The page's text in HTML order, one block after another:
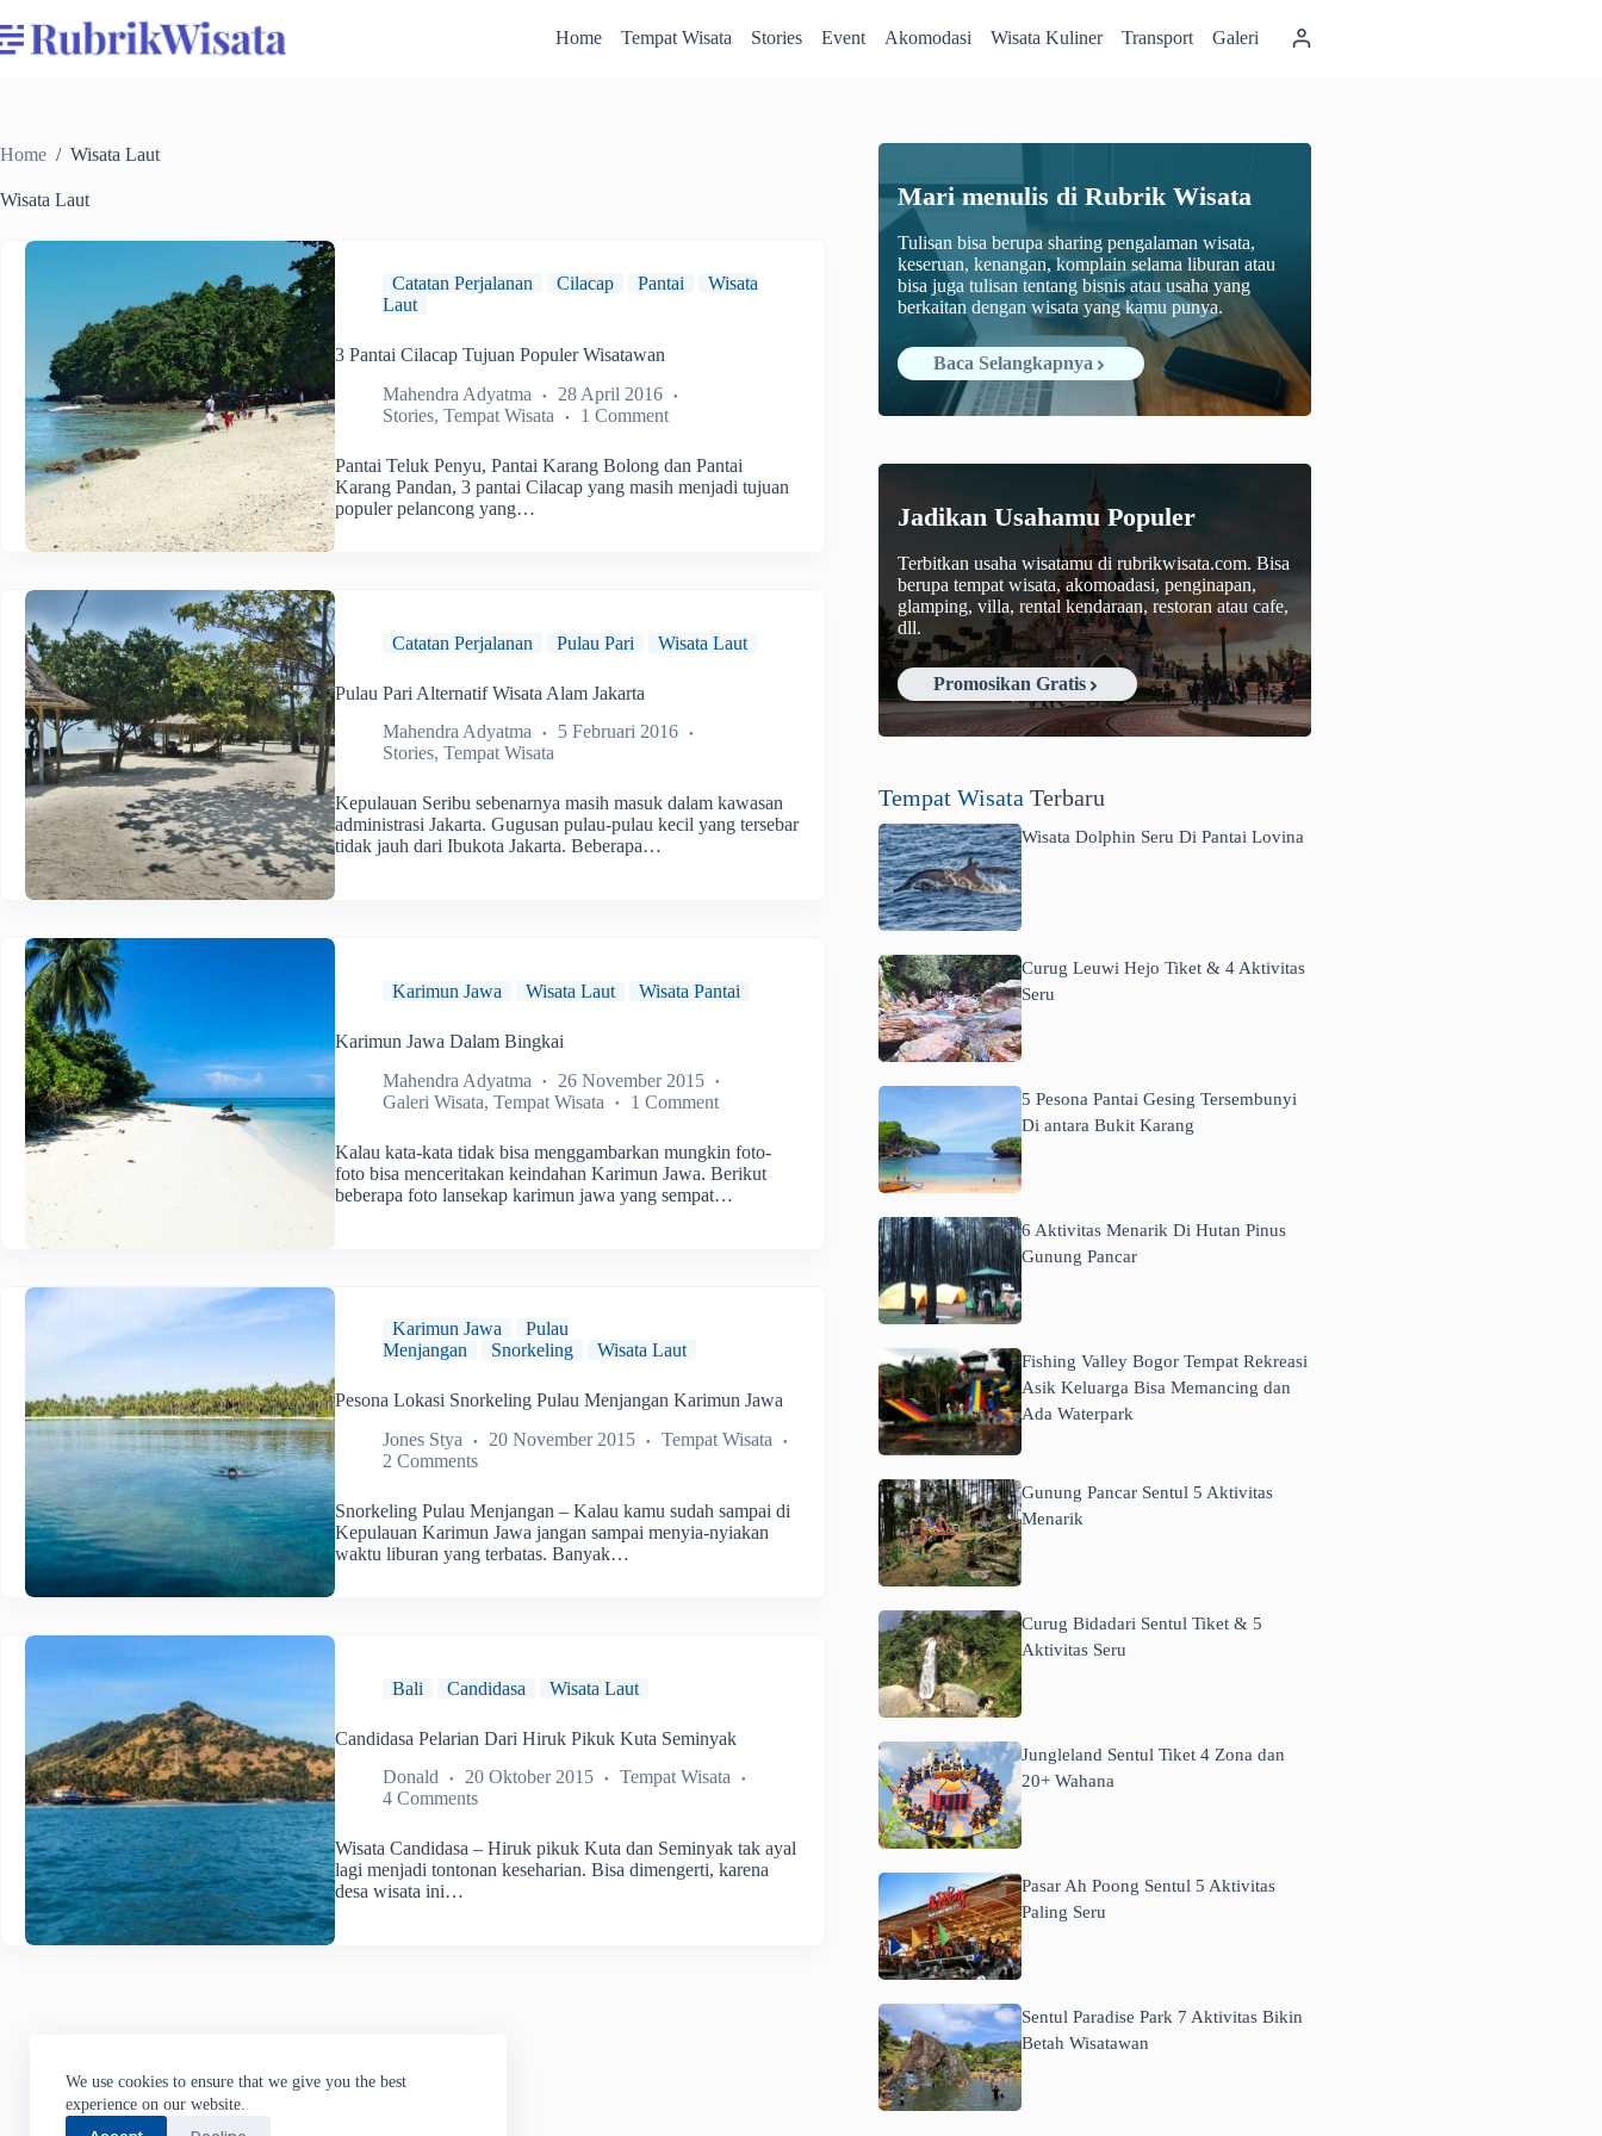
to
content
We use cookies to ensure that we give you the best
experience on our website.
Home Tempat Wisata Stories Event Akomodasi Wisata Kuliner Transport Galeri
Home / Wisata Laut
Wisata Laut
Catatan Perjalanan Cilacap Pantai
Wisata
Laut
3 Pantai Cilacap Tujuan Populer Wisatawan
Mahendra Adyatma
28 April 2016
Stories,Tempat Wisata 1 Comment
Pantai Teluk Penyu, Pantai Karang Bolong dan Pantai
Karang Pandan, 3 pantai Cilacap yang masih menjadi tujuan
populer pelancong yang…
Catatan Perjalanan Pulau Pari Wisata Laut
Pulau Pari Alternatif Wisata Alam Jakarta
Mahendra Adyatma
5 Februari 2016
Stories,Tempat Wisata
Kepulauan Seribu sebenarnya masih masuk dalam kawasan
administrasi Jakarta. Gugusan pulau-pulau kecil yang tersebar
tidak jauh dari Ibukota Jakarta. Beberapa…
Karimun Jawa Wisata Laut Wisata Pantai
Karimun Jawa Dalam Bingkai
Mahendra Adyatma
26 November 2015
Galeri Wisata,Tempat Wisata 1 Comment
Kalau kata-kata tidak bisa menggambarkan mungkin foto-
foto bisa menceritakan keindahan Karimun Jawa. Berikut
beberapa foto lansekap karimun jawa yang sempat…
Karimun Jawa
Pulau
Menjangan
Snorkeling Wisata Laut
Pesona Lokasi Snorkeling Pulau Menjangan Karimun Jawa
Jones Stya
20 November 2015
Tempat Wisata
2 Comments
Snorkeling Pulau Menjangan – Kalau kamu sudah sampai di
Kepulauan Karimun Jawa jangan sampai menyia-nyiakan
waktu liburan yang terbatas. Banyak…
Bali Candidasa Wisata Laut
Candidasa Pelarian Dari Hiruk Pikuk Kuta Seminyak
Donald
20 Oktober 2015
Tempat Wisata
4 Comments
Wisata Candidasa – Hiruk pikuk Kuta dan Seminyak tak ayal
lagi menjadi tontonan keseharian. Bisa dimengerti, karena
desa wisata ini…
Mari menulis di Rubrik Wisata
Tulisan bisa berupa sharing pengalaman wisata,
keseruan, kenangan, komplain selama liburan atau
bisa juga tulisan tentang bisnis atau usaha yang
berkaitan dengan wisata yang kamu punya.
Baca Selangkapnya
Jadikan Usahamu Populer
Terbitkan usaha wisatamu di rubrikwisata.com. Bisa
berupa tempat wisata, akomoadasi, penginapan,
glamping, villa, rental kendaraan, restoran atau cafe,
dll.
Promosikan Gratis
Tempat Wisata Terbaru
Wisata Dolphin Seru Di Pantai Lovina
Curug Leuwi Hejo Tiket & 4 Aktivitas
Seru
5 Pesona Pantai Gesing Tersembunyi
Di antara Bukit Karang
6 Aktivitas Menarik Di Hutan Pinus
Gunung Pancar
Fishing Valley Bogor Tempat Rekreasi
Asik Keluarga Bisa Memancing dan
Ada Waterpark
Gunung Pancar Sentul 5 Aktivitas
Menarik
Curug Bidadari Sentul Tiket & 5
Aktivitas Seru
Jungleland Sentul Tiket 4 Zona dan
20+ Wahana
Pasar Ah Poong Sentul 5 Aktivitas
Paling Seru
Sentul Paradise Park 7 Aktivitas Bikin
Betah Wisatawan